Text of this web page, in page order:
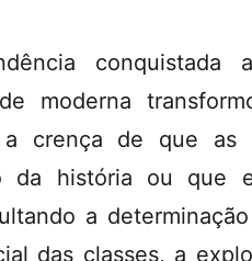
conquistada
moderna
a crença de que as
da história ou que
a
das classes, a